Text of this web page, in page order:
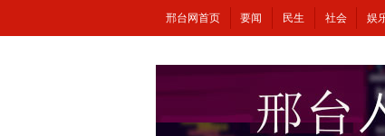
邢台网首页 要闻 民生 社会 娱